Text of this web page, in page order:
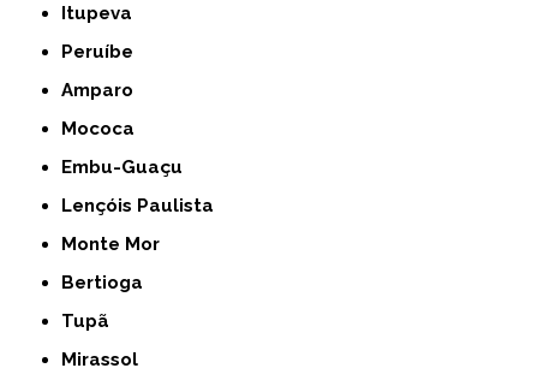
Itupeva
Peruíbe
Amparo
Mococa
Embu-Guaçu
Lençóis Paulista
Monte Mor
Bertioga
Tupã
Mirassol